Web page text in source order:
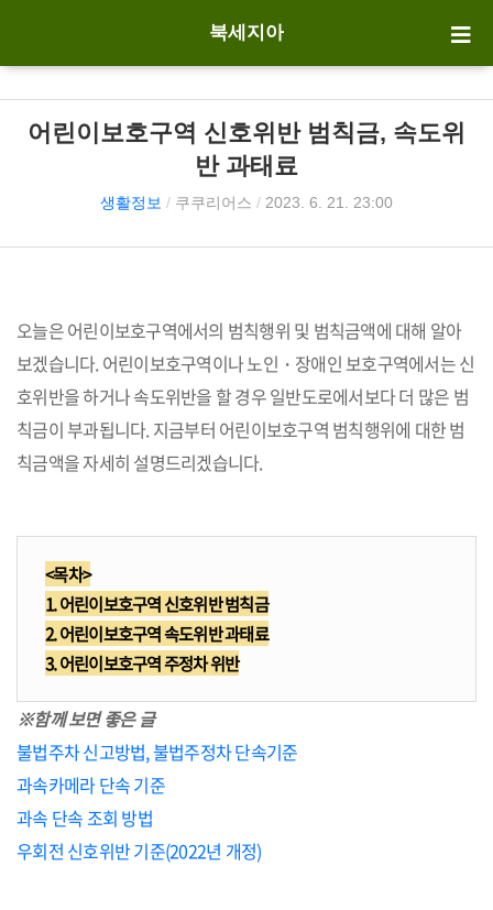
북세지아
어린이보호구역 신호위반 범칙금, 속도위
반 과태료
생활정보 / 쿠쿠리어스 / 2023. 6. 21. 23:00
오늘은 어린이보호구역에서의 범칙행위 및 범칙금액에 대해 알아
보겠습니다. 어린이보호구역이나 노인・장애인 보호구역에서는 신
호위반을 하거나 속도위반을 할 경우 일반도로에서보다 더 많은 범
칙금이 부과됩니다. 지금부터 어린이보호구역 범칙행위에 대한 범
칙금액을 자세히 설명드리겠습니다.
<목차>
1. 어린이보호구역 신호위반 범칙금
2. 어린이보호구역 속도위반 과태료
3. 어린이보호구역 주정차 위반
※함께 보면 좋은 글
불법주차 신고방법, 불법주정차 단속기준
과속카메라 단속 기준
과속 단속 조회 방법
우회전 신호위반 기준(2022년 개정)